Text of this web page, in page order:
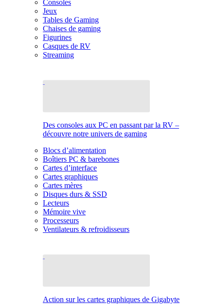
Consoles
Jeux
Tables de Gaming
Chaises de gaming
Figurines
Casques de RV
Streaming
Des consoles aux PC en passant par la RV –
découvre notre univers de gaming
Blocs d’alimentation
Boîtiers PC & barebones
Cartes d’interface
Cartes graphiques
Cartes mères
Disques durs & SSD
Lecteurs
Mémoire vive
Processeurs
Ventilateurs & refroidisseurs
Action sur les cartes graphiques de Gigabyte